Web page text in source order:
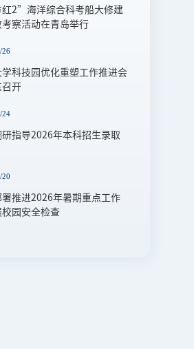
红2”海洋综合科考船大修建
考察活动在青岛举行
26
学科技园优化重塑工作推进会
召开
24
研指导2026年本科招生录取
20
署推进2026年暑期重点工作
园安全检查